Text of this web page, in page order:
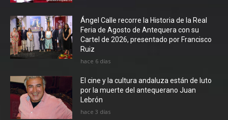
Ángel Calle recorre la Historia de la Real
Feria de Agosto de Antequera con su
Cartel de 2026, presentado por Francisco
Ruiz
hace 6 días
El cine y la cultura andaluza están de luto
por la muerte del antequerano Juan
Lebrón
hace 3 días